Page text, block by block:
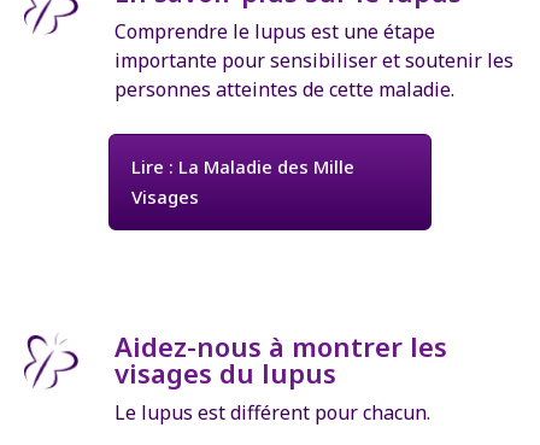
Comprendre le lupus est une étape
importante pour sensibiliser et soutenir les
personnes atteintes de cette maladie.
Lire : La Maladie des Mille
Visages
Aidez-nous à montrer les
visages du lupus
Le lupus est différent pour chacun.